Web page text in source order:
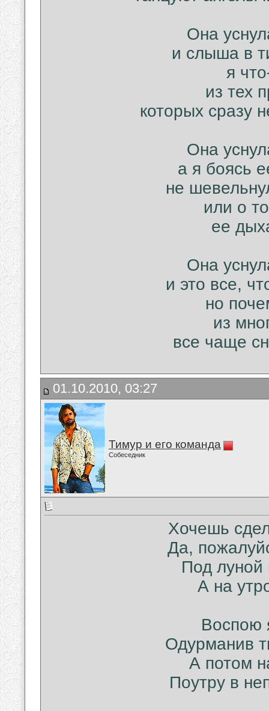
Она
и слыша в
я
из тех
которых сразу
Она
а я боясь
не
или о
ее
Она
и это все,
но
из
все чаще
01.10.2010, 03:27
Тимур и его команда
Собеседник
Хочешь
Да,
Под луной
А на
Воспою
Одурманив
А потом
Поутру в